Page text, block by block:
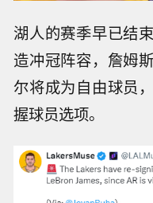
湖人的赛季早已结
造冲冠阵容， 詹姆斯
尔将成为自由球员
握球员选项。